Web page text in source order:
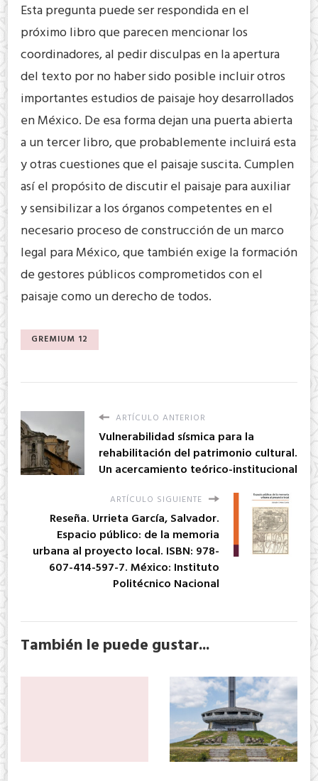
Esta pregunta puede ser respondida en el
próximo libro que parecen mencionar los
coordinadores, al pedir disculpas en la apertura
del texto por no haber sido posible incluir otros
importantes estudios de paisaje hoy desarrollados
en México. De esa forma dejan una puerta abierta
a un tercer libro, que probablemente incluirá esta
y otras cuestiones que el paisaje suscita. Cumplen
así el propósito de discutir el paisaje para auxiliar
y sensibilizar a los órganos competentes en el
necesario proceso de construcción de un marco
legal para México, que también exige la formación
de gestores públicos comprometidos con el
paisaje como un derecho de todos.
GREMIUM 12
ARTÍCULO ANTERIOR
Vulnerabilidad sísmica para la
rehabilitación del patrimonio cultural.
Un acercamiento teórico-institucional
ARTÍCULO SIGUIENTE
Reseña. Urrieta García, Salvador.
Espacio público: de la memoria
urbana al proyecto local. ISBN: 978-
607-414-597-7. México: Instituto
Politécnico Nacional
También le puede gustar...